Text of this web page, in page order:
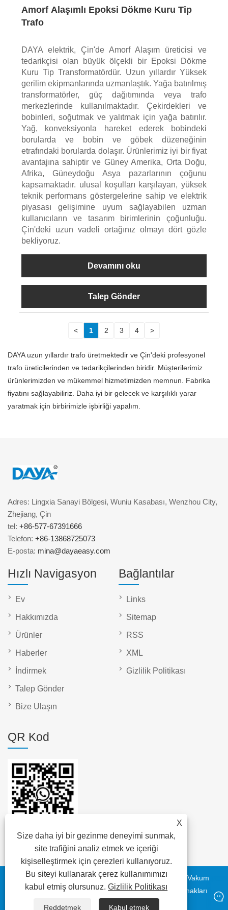
Amorf Alaşımlı Epoksi Dökme Kuru Tip
Trafo
DAYA elektrik, Çin'de Amorf Alaşım üreticisi ve
tedarikçisi olan büyük ölçekli bir Epoksi Dökme
Kuru Tip Transformatördür. Uzun yıllardır Yüksek
gerilim ekipmanlarında uzmanlaştık. Yağa batırılmış
transformatörler, güç dağıtımında veya trafo
merkezlerinde kullanılmaktadır. Çekirdekleri ve
bobinleri, soğutmak ve yalıtmak için yağa batırılır.
Yağ, konveksiyonla hareket ederek bobindeki
borularda ve bobin ve göbek düzeneğinin
etrafındaki borularda dolaşır. Ürünlerimiz iyi bir fiyat
avantajına sahiptir ve Güney Amerika, Orta Doğu,
Afrika, Güneydoğu Asya pazarlarının çoğunu
kapsamaktadır. ulusal koşulları karşılayan, yüksek
teknik performans göstergelerine sahip ve elektrik
piyasası gelişimine uyum sağlayabilen uzman
kullanıcıların ve tasarım birimlerinin çoğunluğu.
Çin'deki uzun vadeli ortağınız olmayı dört gözle
bekliyoruz.
Devamını oku
Talep Gönder
< 1 2 3 4 >
DAYA uzun yıllardır trafo üretmektedir ve Çin'deki profesyonel
trafo üreticilerinden ve tedarikçilerinden biridir. Müşterilerimiz
ürünlerimizden ve mükemmel hizmetimizden memnun. Fabrika
fiyatını sağlayabiliriz. Daha iyi bir gelecek ve karşılıklı yarar
yaratmak için birbirimizle işbirliği yapalım.
X
Size daha iyi bir gezinme deneyimi sunmak,
site trafiğini analiz etmek ve içeriği
kişiselleştirmek için çerezleri kullanıyoruz.
Bu siteyi kullanarak çerez kullanımımızı
kabul etmiş olursunuz.Gizlilik Politikası
Reddetmek Kabul etmek
Adres: Lingxia Sanayi Bölgesi, Wuniu Kasabası, Wenzhou City,
Zhejiang, Çin
tel: +86-577-67391666
Telefon: +86-13868725073
E-posta: mina@dayaeasy.com
Hızlı Navigasyon
Ev
Hakkımızda
Ürünler
Haberler
İndirmek
Talep Gönder
Bize Ulaşın
Bağlantılar
Links
Sitemap
RSS
XML
Gizlilik Politikası
QR Kod
Telif Hakkı © 2023 DAYA Electric Group Easy Co., Ltd. - Vakum
devre kesici, transformatör, düşük voltaj kablosu - Tüm hakları